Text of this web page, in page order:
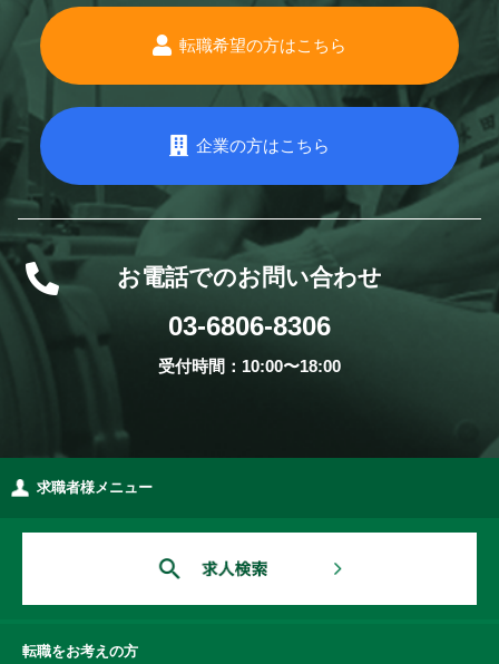
転職希望の方はこちら
企業の方はこちら
お電話でのお問い合わせ
03-6806-8306
受付時間：10:00〜18:00
求職者様メニュー
転職をお考えの方